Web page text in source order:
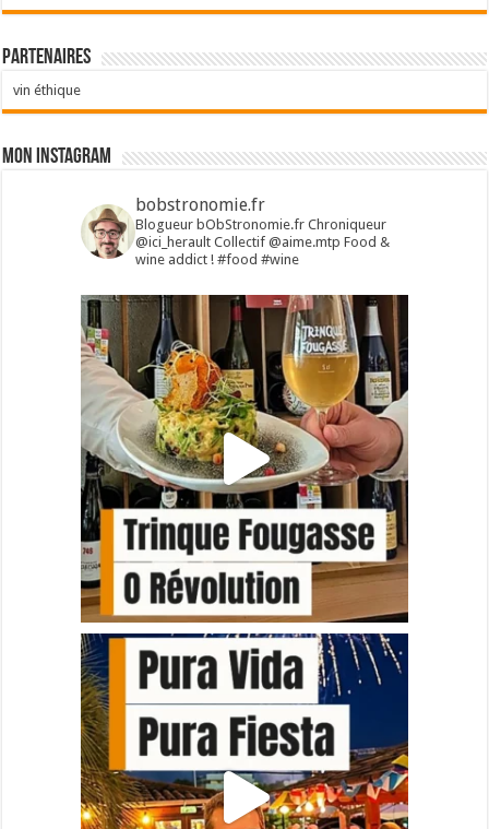
Partenaires
vin éthique
Mon Instagram
bobstronomie.fr
Blogueur bObStronomie.fr Chroniqueur
@ici_heraultCollectif @aime.mtp Food &
wine addict !#food #wine